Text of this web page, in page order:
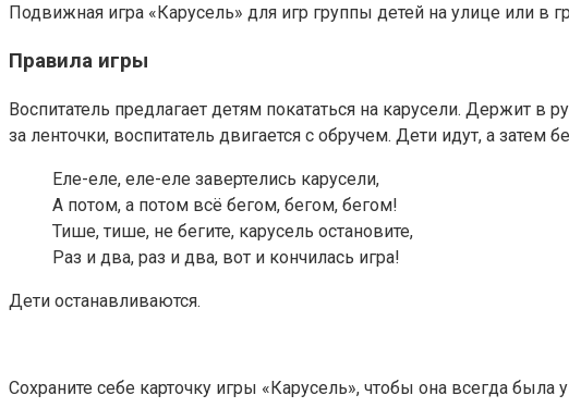
Подвижная игра «Карусель» для игр группы детей на улице или в
Правила игры
Воспитатель предлагает детям покататься на карусели. Держит
за ленточки, воспитатель двигается с обручем. Дети идут, а затем
Еле-еле, еле-еле завертелись карусели,
А потом, а потом всё бегом, бегом, бегом!
Тише, тише, не бегите, карусель остановите,
Раз и два, раз и два, вот и кончилась игра!
Дети останавливаются.
Сохраните себе карточку игры «Карусель», чтобы она всегда была